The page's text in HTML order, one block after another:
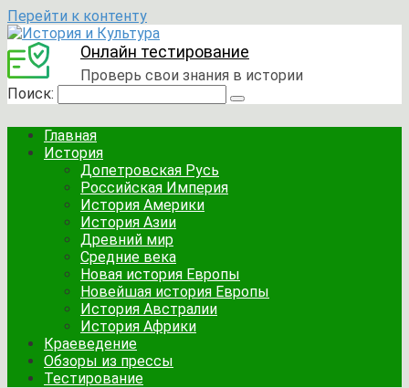
Перейти к контенту
Онлайн тестирование
Проверь свои знания в истории
Поиск:
Главная
История
Допетровская Русь
Российская Империя
История Америки
История Азии
Древний мир
Средние века
Новая история Европы
Новейшая история Европы
История Австралии
История Африки
Краеведение
Обзоры из прессы
Тестирование